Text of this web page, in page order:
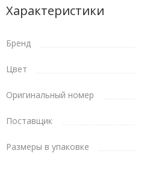
Характеристики
Бренд
Цвет
Оригинальный номер
Поставщик
Размеры в упаковке